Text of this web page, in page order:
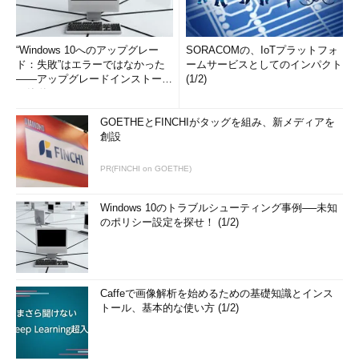
“Windows 10へのアップグレー
ド：失敗”はエラーではなかった
――アップグレードインストール
SORACOMの、IoTプラットフォ
ームサービスとしてのインパクト
(1/2)
GOETHEとFINCHIがタッグを組み、新メディアを
創設
PR(FINCHI on GOETHE)
Windows 10のトラブルシューティング事例──未知
のポリシー設定を探せ！ (1/2)
Caffeで画像解析を始めるための基礎知識とインス
トール、基本的な使い方 (1/2)